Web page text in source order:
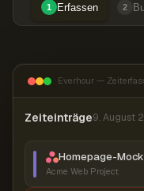
1 Erfassen 2
Everhour —
Zeiteinträge9. August
Homepage-
Acme Web Project